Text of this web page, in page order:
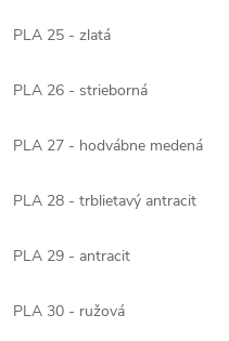
PLA 25 - zlatá
PLA 26 - strieborná
PLA 27 - hodvábne medená
PLA 28 - trblietavý antracit
PLA 29 - antracit
PLA 30 - ružová